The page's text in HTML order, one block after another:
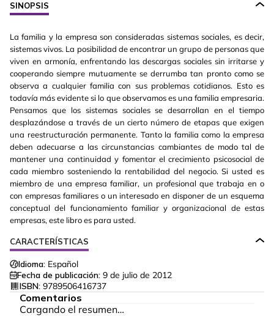
SINOPSIS
La familia y la empresa son consideradas sistemas sociales, es decir,
sistemas vivos. La posibilidad de encontrar un grupo de personas que
viven en armonía, enfrentando las descargas sociales sin irritarse y
cooperando siempre mutuamente se derrumba tan pronto como se
observa a cualquier familia con sus problemas cotidianos. Esto es
todavía más evidente si lo que observamos es una familia empresaria.
Pensamos que los sistemas sociales se desarrollan en el tiempo
desplazándose a través de un cierto número de etapas que exigen
una reestructuración permanente. Tanto la familia como la empresa
deben adecuarse a las circunstancias cambiantes de modo tal de
mantener una continuidad y fomentar el crecimiento psicosocial de
cada miembro sosteniendo la rentabilidad del negocio. Si usted es
miembro de una empresa familiar, un profesional que trabaja en o
con empresas familiares o un interesado en disponer de un esquema
conceptual del funcionamiento familiar y organizacional de estas
empresas, este libro es para usted.
CARACTERÍSTICAS
Idioma: Español
Fecha de publicación: 9 de julio de 2012
ISBN: 9789506416737
Comentarios
Cargando el resumen…